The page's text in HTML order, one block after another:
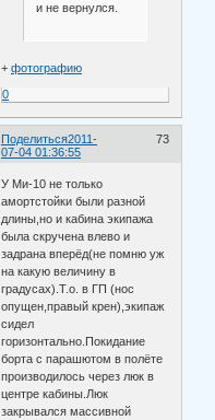
и не вернулся.
+фотографию
0
Поделиться 73
2011-
07-04 01:36:55
У Ми-10 не только
амортстойки были разной
длины,но и кабина экипажа
была скручена влево и
задрана вперёд(не помню уж
на какую величину в
градусах).Т.о. в ГП (нос
опущен,правый крен),экипаж
сидел
горизонтально.Покидание
борта с парашютом в полёте
производилось через люк в
центре кабины.Люк
закрывался массивной